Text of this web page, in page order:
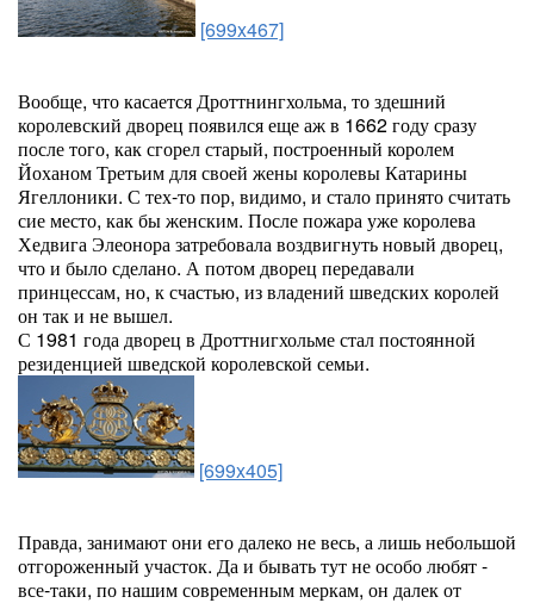
[699x467]
Вообще, что касается Дроттнингхольма, то здешний
королевский дворец появился еще аж в 1662 году сразу
после того, как сгорел старый, построенный королем
Йоханом Третьим для своей жены королевы Катарины
Ягеллоники. С тех-то пор, видимо, и стало принято считать
сие место, как бы женским. После пожара уже королева
Хедвига Элеонора затребовала воздвигнуть новый дворец,
что и было сделано. А потом дворец передавали
принцессам, но, к счастью, из владений шведских королей
он так и не вышел.
С 1981 года дворец в Дроттнигхольме стал постоянной
резиденцией шведской королевской семьи.
[699x405]
Правда, занимают они его далеко не весь, а лишь небольшой
отгороженный участок. Да и бывать тут не особо любят -
все-таки, по нашим современным меркам, он далек от